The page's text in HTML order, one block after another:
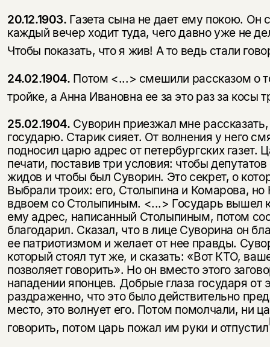
20.12.1903. Газета сына не дает ему покою. Он
каждый вечер ходит туда, чего давно уже не
Чтобы показать, что я жив! А то ведь стали
24.02.1904. Потом <...> смешили рассказом о
тройке, а Анна Ивановна ее за это раз за косы
25.02.1904. Суворин приезжал мне
государю. Старик сияет. От волнения у него
подносил царю адрес от петербургских газет.
печати, поставив три условия: чтобы
жидов и чтобы был Суворин. Это секрет, о
Выбрали троих: его, Столыпина и Комарова,
вдвоем со Столыпиным. <...> Государь вы­шел
ему адрес, написанный Столыпиным, потом
благодарил. Сказал, что в лице Суво­рина он
ее патриотизмом и желает от нее правды.
который стоял тут же, и ска­зать: «Вот КТО,
позволяет говорить». Но он вместо этого
нападении японцев. Добрые глаза государя
раздраженно, что это было действительно
место, это волнует его. Потом помолчали, ни
говорить, потом царь пожал им руки и отпустил